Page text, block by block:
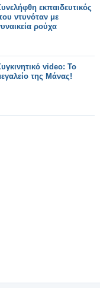
εκπαιδευτικός
ντυνόταν με
ρούχα
video: Το
της Μάνας!